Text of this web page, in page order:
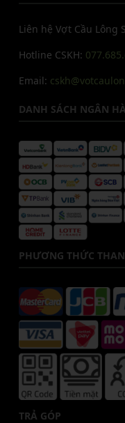
Liên hệ Vợt Cầu Lông
Hotline CSKH:
Email:
DANH SÁCH NGÂN
PHƯƠNG THỨC
TRẢ GÓP